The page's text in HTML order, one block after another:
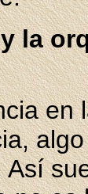
la
en
Así